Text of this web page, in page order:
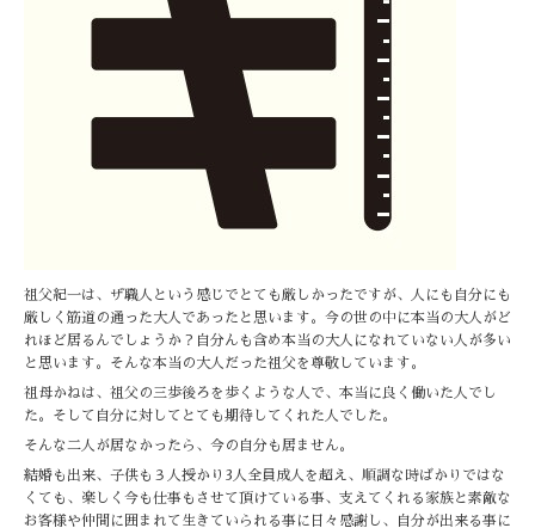
祖父紀一は、ザ職人という感じでとても厳しかったですが、人にも自分にも
厳しく筋道の通った大人であったと思います。今の世の中に本当の大人がど
れほど居るんでしょうか？自分んも含め本当の大人になれていない人が多い
と思います。そんな本当の大人だった祖父を尊敬しています。
祖母かねは、祖父の三歩後ろを歩くような人で、本当に良く働いた人でし
た。そして自分に対してとても期待してくれた人でした。
そんな二人が居なかったら、今の自分も居ません。
結婚も出来、子供も３人授かり3人全員成人を超え、順調な時ばかりではな
くても、楽しく今も仕事もさせて頂けている事、支えてくれる家族と素敵な
お客様や仲間に囲まれて生きていられる事に日々感謝し、自分が出来る事に